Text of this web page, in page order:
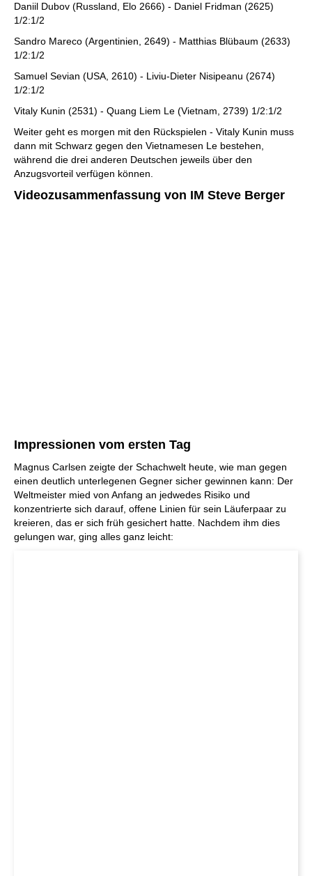
Daniil Dubov (Russland, Elo 2666) - Daniel Fridman (2625)
1/2:1/2
Sandro Mareco (Argentinien, 2649) - Matthias Blübaum (2633)
1/2:1/2
Samuel Sevian (USA, 2610) - Liviu-Dieter Nisipeanu (2674)
1/2:1/2
Vitaly Kunin (2531) - Quang Liem Le (Vietnam, 2739) 1/2:1/2
Weiter geht es morgen mit den Rückspielen - Vitaly Kunin muss
dann mit Schwarz gegen den Vietnamesen Le bestehen,
während die drei anderen Deutschen jeweils über den
Anzugsvorteil verfügen können.
Videozusammenfassung von IM Steve Berger
Impressionen vom ersten Tag
Magnus Carlsen zeigte der Schachwelt heute, wie man gegen
einen deutlich unterlegenen Gegner sicher gewinnen kann: Der
Weltmeister mied von Anfang an jedwedes Risiko und
konzentrierte sich darauf, offene Linien für sein Läuferpaar zu
kreieren, das er sich früh gesichert hatte. Nachdem ihm dies
gelungen war, ging alles ganz leicht: